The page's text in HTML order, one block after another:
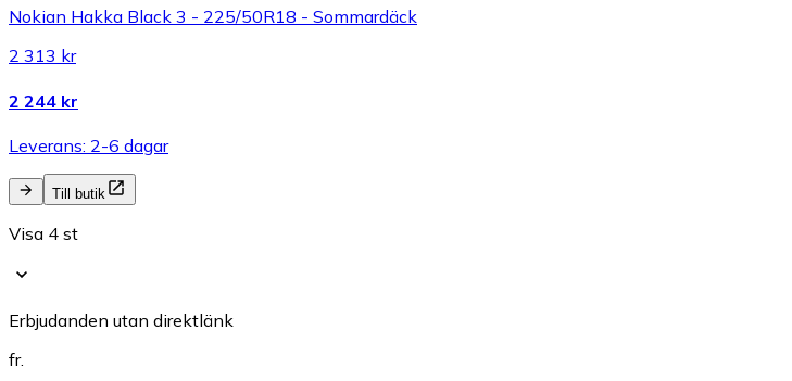
Nokian Hakka Black 3 - 225/50R18 - Sommardäck
2 313 kr
2 244 kr
Leverans: 2-6 dagar
Till butik
Visa 4 st
Erbjudanden utan direktlänk
fr.